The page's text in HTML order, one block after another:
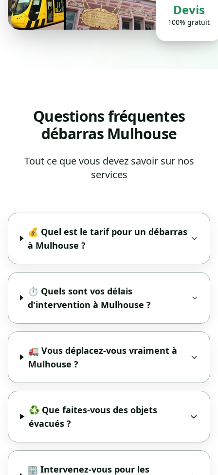
Devis
100% gratuit
Questions fréquentes
débarras Mulhouse
Tout ce que vous devez savoir sur nos
services
💰 Quel est le tarif pour un débarras
à Mulhouse ?
⏱️ Quels sont vos délais
d'intervention à Mulhouse ?
🚛 Vous déplacez-vous vraiment à
Mulhouse ?
♻️ Que faites-vous des objets
évacués ?
🏢 Intervenez-vous pour les